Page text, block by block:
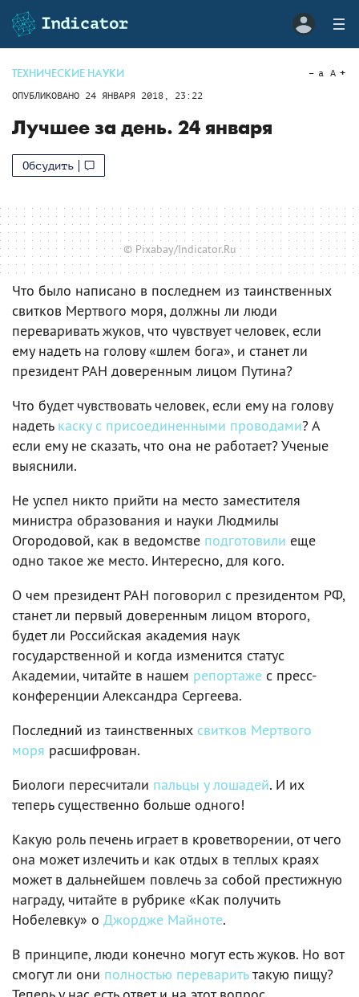
ТЕХНИЧЕСКИЕ НАУКИ
ОПУБЛИКОВАНО 24 ЯНВАРЯ 2018, 23:22
a A
Лучшее за день. 24 января
Обсудить
© Pixabay/Indicator.Ru
Что было написано в последнем из таинственных
свитков Мертвого моря, должны ли люди
переваривать жуков, что чувствует человек, если
ему надеть на голову «шлем бога», и станет ли
президент РАН доверенным лицом Путина?
Что будет чувствовать человек, если ему на голову
надеть каску с присоединенными проводами? А
если ему не сказать, что она не работает? Ученые
выяснили.
Не успел никто прийти на место заместителя
министра образования и науки Людмилы
Огородовой, как в ведомстве подготовили еще
одно такое же место. Интересно, для кого.
О чем президент РАН поговорил с президентом РФ,
станет ли первый доверенным лицом второго,
будет ли Российская академия наук
государственной и когда изменится статус
Академии, читайте в нашем репортаже с пресс-
конференции Александра Сергеева.
Последний из таинственных свитков Мертвого
моря расшифрован.
Биологи пересчитали пальцы у лошадей. И их
теперь существенно больше одного!
Какую роль печень играет в кроветворении, от чего
она может излечить и как отдых в теплых краях
может в дальнейшем повлечь за собой престижную
награду, читайте в рубрике «Как получить
Нобелевку» о Джордже Майноте.
В принципе, люди конечно могут есть жуков. Но вот
смогут ли они полностью переваритьтакую пищу?